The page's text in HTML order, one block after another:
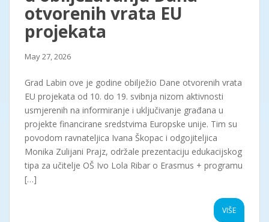
otvorenih vrata EU
projekata
May 27, 2026
Grad Labin ove je godine obilježio Dane otvorenih vrata
EU projekata od 10. do 19. svibnja nizom aktivnosti
usmjerenih na informiranje i uključivanje građana u
projekte financirane sredstvima Europske unije. Tim su
povodom ravnateljica Ivana Škopac i odgojiteljica
Monika Zulijani Prajz, održale prezentaciju edukacijskog
tipa za učitelje OŠ Ivo Lola Ribar o Erasmus + programu
[…]
VIŠE